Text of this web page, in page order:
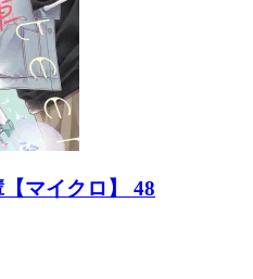
マイクロ】 48